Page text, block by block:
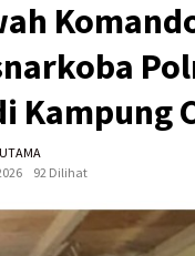
Kampung
92 Dilihat